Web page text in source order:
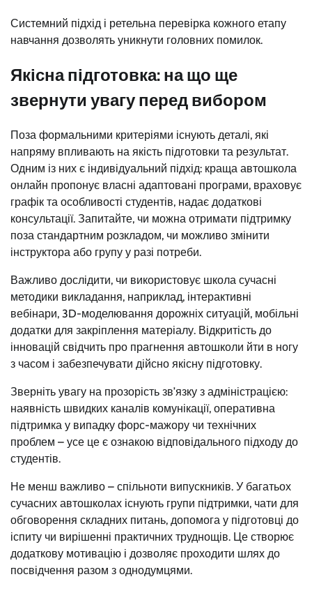
Системний підхід і ретельна перевірка кожного етапу
навчання дозволять уникнути головних помилок.
Якісна підготовка: на що ще
звернути увагу перед вибором
Поза формальними критеріями існують деталі, які
напряму впливають на якість підготовки та результат.
Одним із них є індивідуальний підхід: краща автошкола
онлайн пропонує власні адаптовані програми, враховує
графік та особливості студентів, надає додаткові
консультації. Запитайте, чи можна отримати підтримку
поза стандартним розкладом, чи можливо змінити
інструктора або групу у разі потреби.
Важливо дослідити, чи використовує школа сучасні
методики викладання, наприклад, інтерактивні
вебінари, 3D-моделювання дорожніх ситуацій, мобільні
додатки для закріплення матеріалу. Відкритість до
інновацій свідчить про прагнення автошколи йти в ногу
з часом і забезпечувати дійсно якісну підготовку.
Зверніть увагу на прозорість зв’язку з адміністрацією:
наявність швидких каналів комунікації, оперативна
підтримка у випадку форс-мажору чи технічних
проблем – усе це є ознакою відповідального підходу до
студентів.
Не менш важливо – спільноти випускників. У багатьох
сучасних автошколах існують групи підтримки, чати для
обговорення складних питань, допомога у підготовці до
іспиту чи вирішенні практичних труднощів. Це створює
додаткову мотивацію і дозволяє проходити шлях до
посвідчення разом з однодумцями.